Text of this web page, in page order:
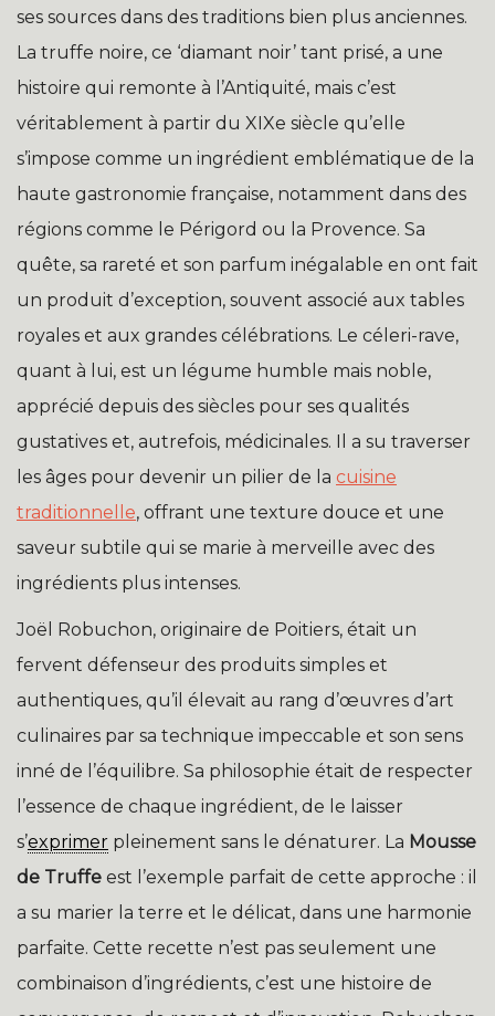
ses sources dans des traditions bien plus anciennes.
La truffe noire, ce ‘diamant noir’ tant prisé, a une
histoire qui remonte à l’Antiquité, mais c’est
véritablement à partir du XIXe siècle qu’elle
s’impose comme un ingrédient emblématique de la
haute gastronomie française, notamment dans des
régions comme le Périgord ou la Provence. Sa
quête, sa rareté et son parfum inégalable en ont fait
un produit d’exception, souvent associé aux tables
royales et aux grandes célébrations. Le céleri-rave,
quant à lui, est un légume humble mais noble,
apprécié depuis des siècles pour ses qualités
gustatives et, autrefois, médicinales. Il a su traverser
les âges pour devenir un pilier de la cuisine
traditionnelle, offrant une texture douce et une
saveur subtile qui se marie à merveille avec des
ingrédients plus intenses.
Joël Robuchon, originaire de Poitiers, était un
fervent défenseur des produits simples et
authentiques, qu’il élevait au rang d’œuvres d’art
culinaires par sa technique impeccable et son sens
inné de l’équilibre. Sa philosophie était de respecter
l’essence de chaque ingrédient, de le laisser
s’exprimer pleinement sans le dénaturer. La Mousse
de Truffe est l’exemple parfait de cette approche : il
a su marier la terre et le délicat, dans une harmonie
parfaite. Cette recette n’est pas seulement une
combinaison d’ingrédients, c’est une histoire de